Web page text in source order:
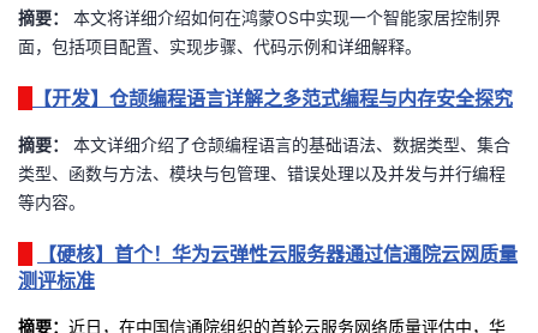
的
博
客
我
的
论
坛
我
的
圈
子
我
的
直
我
的
我
摘要：
本文将详细介绍如何在鸿蒙OS中实现一个智能家居控制界
面，包括项目配置、实现步骤、代码示例和详细解释。
【开发】仓颉编程语言详解之多范式编程与内存安全探究
摘要：
本文详细介绍了仓颉编程语言的基础语法、数据类型、集合
类型、函数与方法、模块与包管理、错误处理以及并发与并行编程
等内容。
【硬核】首个！华为云弹性云服务器通过信通院云网质量
测评标准
摘要： 近日，在中国信通院组织的首轮云服务网络质量评估中，华